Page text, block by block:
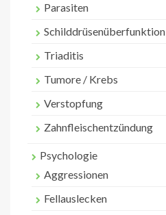
Parasiten
Schilddrüsenüberfunktion
Triaditis
Tumore / Krebs
Verstopfung
Zahnfleischentzündung
Psychologie
Aggressionen
Fellauslecken